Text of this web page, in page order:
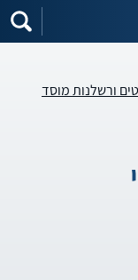
ורשלנות מוסד